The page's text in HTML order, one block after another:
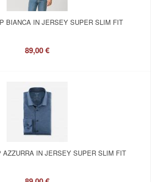
BIANCA IN JERSEY SUPER SLIM FIT
89,00 €
AZZURRA IN JERSEY SUPER SLIM FIT